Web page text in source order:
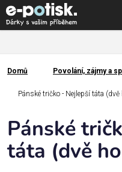
Přejít
na
obsah
Kategorie
Dárek
pro
Domů
Domů Povolání, zájmy a
Pánské tričko - Nejlepší táta (dvě
Pánské
táta (dvě